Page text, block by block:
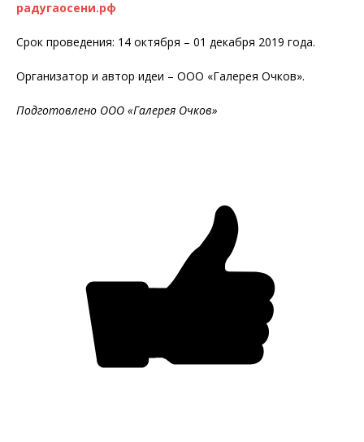
радугаосени.рф
Срок проведения: 14 октября – 01 декабря 2019 года.
Организатор и автор идеи – ООО «Галерея Очков».
Подготовлено ООО «Галерея Очков»